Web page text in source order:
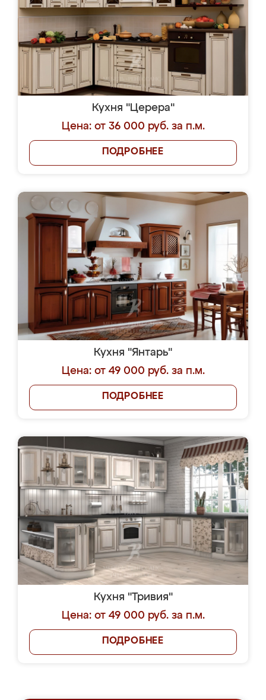
Кухня "Церера"
Цена: от 36 000 руб. за п.м.
ПОДРОБНЕЕ
Кухня "Янтарь"
Цена: от 49 000 руб. за п.м.
ПОДРОБНЕЕ
Кухня "Тривия"
Цена: от 49 000 руб. за п.м.
ПОДРОБНЕЕ